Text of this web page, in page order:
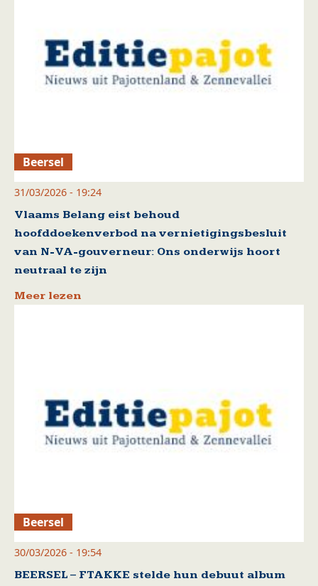
Beersel
31/03/2026 - 19:24
Vlaams Belang eist behoud
hoofddoekenverbod na vernietigingsbesluit
van N-VA-gouverneur: Ons onderwijs hoort
neutraal te zijn
Meer lezen
Beersel
30/03/2026 - 19:54
BEERSEL – FTAKKE stelde hun debuut album